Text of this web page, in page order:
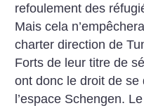
refoulement des
Mais cela
charter direction de
Forts de leur titre de
ont donc le droit de
l’espace Schengen.